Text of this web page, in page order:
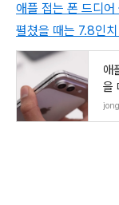
애플 접는 폰 드디
펼쳤을 때는 7.8인
애
을